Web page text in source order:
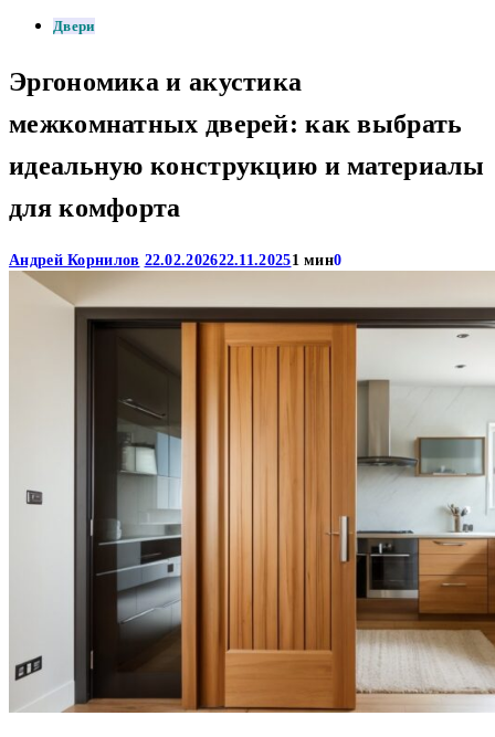
Двери
Эргономика и акустика
межкомнатных дверей: как выбрать
идеальную конструкцию и материалы
для комфорта
Андрей Корнилов 22.02.202622.11.20251 мин0